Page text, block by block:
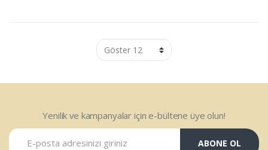
Yenilik ve kampanyalar için e-bültene üye olun!
ABONE OL